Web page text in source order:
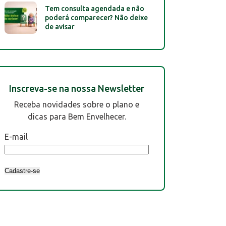
Tem consulta agendada e não
poderá comparecer? Não deixe
de avisar
Inscreva-se na nossa Newsletter
Receba novidades sobre o plano e
dicas para Bem Envelhecer.
E-mail
Cadastre-se